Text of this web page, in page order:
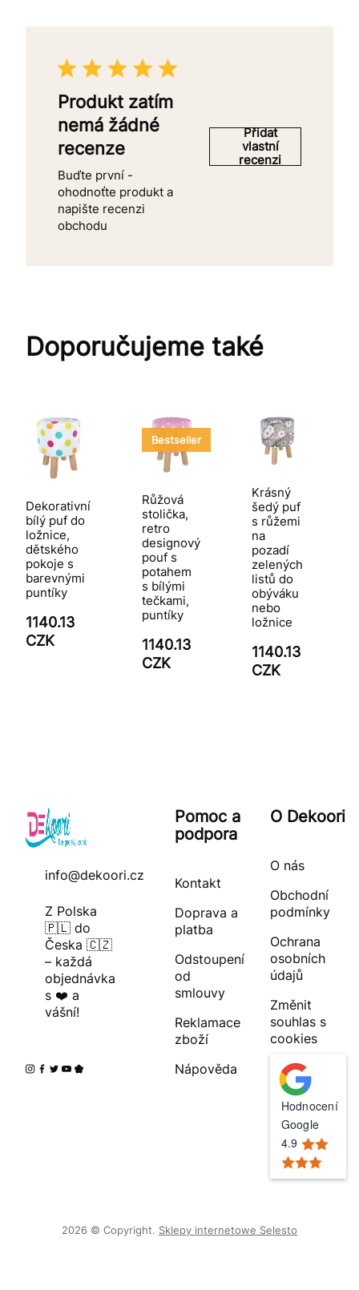
Produkt zatím
nemá žádné
recenze
Buďte první -
ohodnoťte produkt a
napište recenzi
obchodu
Přidat
vlastní
recenzi
Doporučujeme také
Dekorativní
bílý puf do
ložnice,
dětského
pokoje s
barevnými
puntíky
1140.13
CZK
Bestseller
Růžová
stolička,
retro
designový
pouf s
potahem
s bílými
tečkami,
puntíky
1140.13
CZK
Krásný
šedý puf
s růžemi
na
pozadí
zelených
listů do
obýváku
nebo
ložnice
1140.13
CZK
info@dekoori.cz
Z Polska
🇵🇱 do
Česka 🇨🇿
– každá
objednávka
s ❤️ a
vášní!
Pomoc a
podpora
Kontakt
Doprava a
platba
Odstoupení
od
smlouvy
Reklamace
zboží
Nápověda
O Dekoori
O nás
Obchodní
podmínky
Ochrana
osobních
údajů
Změnit
souhlas s
cookies
Hodnocení
Google
4.9
2026 © Copyright. Sklepy internetowe Selesto